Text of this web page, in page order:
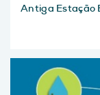
Antiga Estação